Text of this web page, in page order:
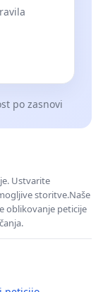
po zasnovi
Ustvarite
storitve.Naše
oblikovanje peticije